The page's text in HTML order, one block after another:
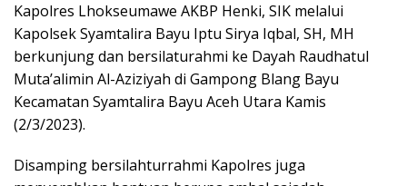
Kapolres Lhokseumawe AKBP Henki, SIK melalui
Kapolsek Syamtalira Bayu Iptu Sirya Iqbal, SH, MH
berkunjung dan bersilaturahmi ke Dayah Raudhatul
Muta’alimin Al-Aziziyah di Gampong Blang Bayu
Kecamatan Syamtalira Bayu Aceh Utara Kamis
(2/3/2023).
Disamping bersilahturrahmi Kapolres juga